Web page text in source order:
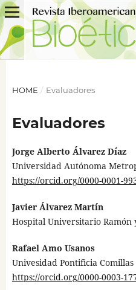
HOME / Evaluadores
Evaluadores
Jorge Alberto Álvarez Díaz
Universidad Autónoma
https://orcid.org/0000-0001-
Javier Álvarez Martín
Hospital Universitario Ramón
Rafael Amo Usanos
Univesidad Pontificia Comillas
https://orcid.org/0000-0003-